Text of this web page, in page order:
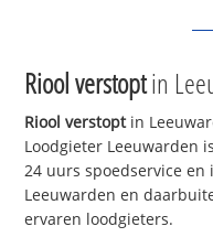
Riool verstoptin
Riool verstoptin
Loodgieter Leeuwarden
24 uurs spoedservice
Leeuwarden en
ervaren loodgieters.